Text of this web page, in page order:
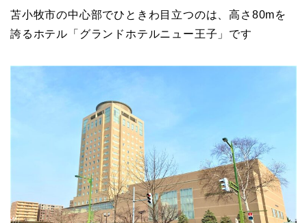
苫小牧市の中心部でひときわ目立つのは、高さ80mを
誇るホテル「グランドホテルニュー王子」です